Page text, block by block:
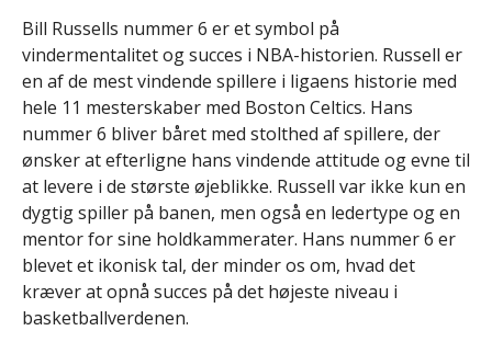
Bill Russells nummer 6 er et symbol på
vindermentalitet og succes i NBA-historien. Russell er
en af de mest vindende spillere i ligaens historie med
hele 11 mesterskaber med Boston Celtics. Hans
nummer 6 bliver båret med stolthed af spillere, der
ønsker at efterligne hans vindende attitude og evne til
at levere i de største øjeblikke. Russell var ikke kun en
dygtig spiller på banen, men også en ledertype og en
mentor for sine holdkammerater. Hans nummer 6 er
blevet et ikonisk tal, der minder os om, hvad det
kræver at opnå succes på det højeste niveau i
basketballverdenen.